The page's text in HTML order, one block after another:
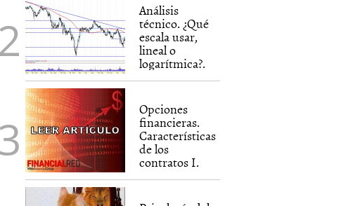
Análisis
técnico. ¿Qué
escala usar,
lineal o
logarítmica?.
Opciones
financieras.
Características
de los
contratos I.